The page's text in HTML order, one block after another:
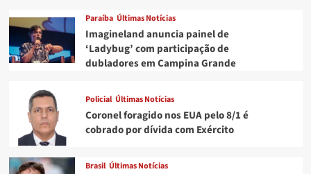
Paraíba Últimas Notícias
Imagineland anuncia painel de
‘Ladybug’ com participação de
dubladores em Campina Grande
Policial Últimas Notícias
Coronel foragido nos EUA pelo 8/1 é
cobrado por dívida com Exército
Brasil Últimas Notícias